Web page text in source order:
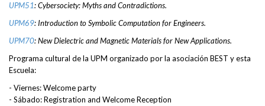
UPM51: Cybersociety: Myths and Contradictions.
UPM69: Introduction to Symbolic Computation for Engineers.
UPM70: New Dielectric and Magnetic Materials for New Applications.
Programa cultural de la UPM organizado por la asociación BEST y esta
Escuela:
- Viernes: Welcome party
- Sábado: Registration and Welcome Reception